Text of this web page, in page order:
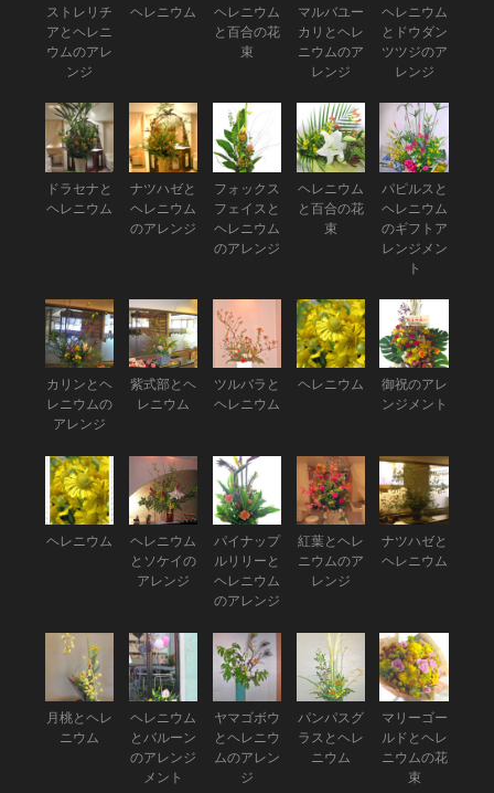
ストレリチ
アとヘレニ
ウムのアレ
ンジ
ヘレニウム
ヘレニウム
と百合の花
束
マルバユー
カリとヘレ
ニウムのア
レンジ
ヘレニウム
とドウダン
ツツジのア
レンジ
ドラセナと
ヘレニウム
ナツハゼと
ヘレニウム
のアレンジ
フォックス
フェイスと
ヘレニウム
のアレンジ
ヘレニウム
と百合の花
束
パピルスと
ヘレニウム
のギフトア
レンジメン
ト
カリンとヘ
レニウムの
アレンジ
紫式部とヘ
レニウム
ツルバラと
ヘレニウム
ヘレニウム
御祝のアレ
ンジメント
ヘレニウム
ヘレニウム
とソケイの
アレンジ
パイナップ
ルリリーと
ヘレニウム
のアレンジ
紅葉とヘレ
ニウムのア
レンジ
ナツハゼと
ヘレニウム
月桃とヘレ
ニウム
ヘレニウム
とバルーン
のアレンジ
メント
ヤマゴボウ
とヘレニウ
ムのアレン
ジ
パンパスグ
ラスとヘレ
ニウム
マリーゴー
ルドとヘレ
ニウムの花
束